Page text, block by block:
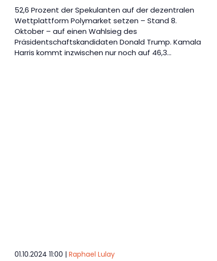
52,6 Prozent der Spekulanten auf der dezentralen
Wettplattform Polymarket setzen – Stand 8.
Oktober – auf einen Wahlsieg des
Präsidentschaftskandidaten Donald Trump. Kamala
Harris kommt inzwischen nur noch auf 46,3…
01.10.2024 11:00 | Raphael Lulay